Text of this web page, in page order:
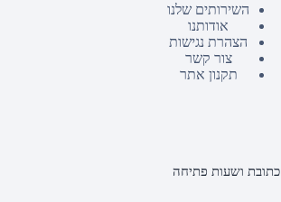
השירותים שלנו
אודותנו
הצהרת נגישות
צור קשר
תקנון אתר
כתובת ושעות פתיחה